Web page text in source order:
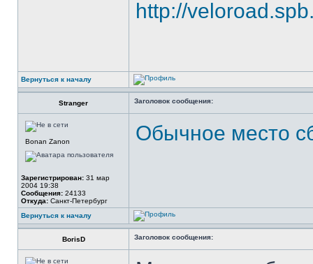
http://
Вернуться к началу
Stranger Заголовок сообщения:
Bonan Zanon
Зарегистрирован: 31 мар
2004 19:38
Сообщения: 24133
Откуда: Санкт-Петербург
Обычное место
Вернуться к началу
BorisD Заголовок сообщения: